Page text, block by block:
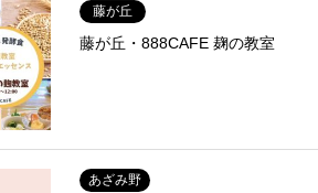
藤が丘
藤が丘・888CAFE 麹の教室
あざみ野